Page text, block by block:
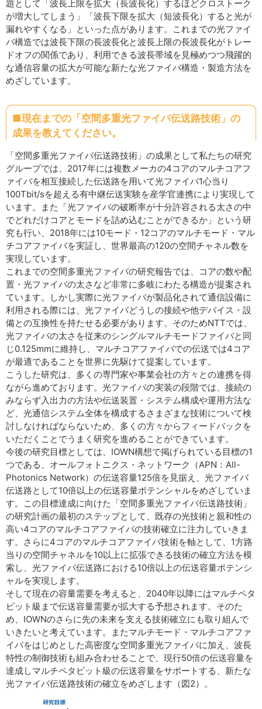
題として「波長上限を拡大（長波長化）するほどクロストーク
が増大してしまう」「波長下限を拡大（短波長化）すると光が
漏れやすくなる」といった点があります。これまでの光ファイ
バ構造では波長下限の長波長化と波長上限の長波長化がトレー
ドオフの関係であり、利用できる波長帯域を見極めつつ飛躍的
な通信容量の拡大が可能な新たな光ファイバ構造・製造方法を
めざしています。
■現在までの「空間多重光ファイバ伝送路技術」の
成果を教えてください。
「空間多重光ファイバ伝送路技術」の成果として私たちの研究
グループでは、2017年には複数メーカの4コアのマルチコアフ
ァイバを相互接続した伝送路を用いて光ファイバ1心当り
100Tbit/sを超える有中継伝送実験を産学官連携により実現して
います。また「光ファイバの破断率が十分許容される太さの中
でどれだけコアとモードを詰め込むことができるか」という研
究も行い、2018年には10モード・12コアのマルチモード・マル
チコアファイバを実証し、世界最高の120の空間チャネル数を
実現しています。
これまでの空間多重光ファイバの研究報告では、コアの数や配
置・光ファイバの太さなど非常に多岐にわたる構造が提案され
ています。しかし実際に光ファイバが製品化されて通信設備に
利用される際には、光ファイバどうしの接続や他デバイス・設
備との互換性を持たせる必要があります。そのためNTTでは、
光ファイバの太さを従来のシングルマルチモードファイバと同
じ0.125mmに維持し、マルチコアファイバでの伝送では4コア
が最適であることを世界に先駆けて提案しています。
こうした研究は、多くの専門家や事業会社の方々との連携を得
ながら進めております。光ファイバの実装の段階では、接続の
みならず入出力の方法や伝送装置・システム構成や運用方法な
ど、光通信システム全体を構成するさまざまな技術について検
討しなければならないため、多くの方々からフィードバックを
いただくことでうまく研究を進めることができています。
今後の研究目標としては、IOWN構想で掲げられている目標の1
つである、オールフォトニクス・ネットワーク（APN：All-
Photonics Network）の伝送容量125倍を見据え、光ファイバ
伝送路として10倍以上の伝送容量ポテンシャルをめざしていま
す。この目標達成に向けた「空間多重光ファイバ伝送路技術」
の研究計画の最初のステップとして、既存の光技術と親和性の
高い4コアのマルチコアファイバの技術確立に注力していきま
す。さらに4コアのマルチコアファイバ技術を軸として、1方路
当りの空間チャネルを10以上に拡張できる技術の確立方法を模
索し、光ファイバ伝送路における10倍以上の伝送容量ポテンシ
ャルを実現します。
そして現在の容量需要を考えると、2040年以降にはマルチペタ
ビット級まで伝送容量需要が拡大する予想されます。そのた
め、IOWNのさらに先の未来を支える技術確立にも取り組んで
いきたいと考えています。またマルチモード・マルチコアファ
イバをはじめとした高密度な空間多重光ファイバに加え、波長
特性の制御技術も組み合わせることで、現行50倍の伝送容量を
達成しマルチペタビット級の伝送容量をサポートする、新たな
光ファイバ伝送路技術の確立をめざします（図2）。